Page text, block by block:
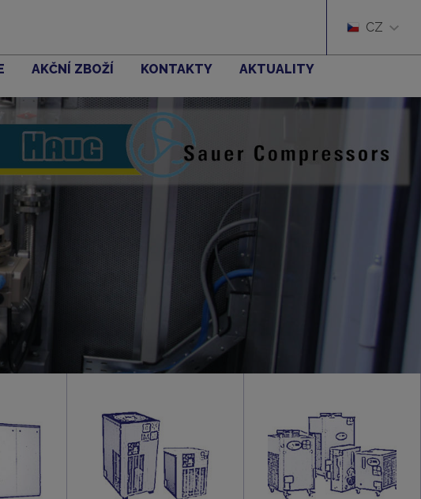
CZ
AKČNÍ ZBOŽÍ KONTAKTY AKTUALITY